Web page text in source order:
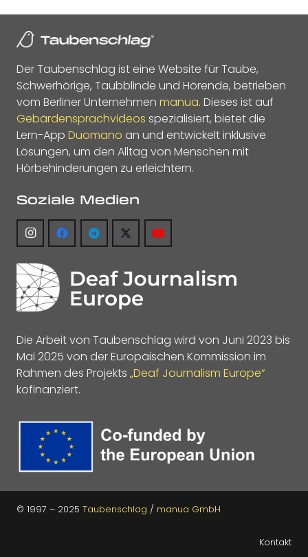
Der Taubenschlag ist eine Website für Taube,
Schwerhörige, Taubblinde und Hörende, betrieben
vom Berliner Unternehmen manua. Dieses ist auf
Gebärdensprachvideos spezialisiert, bietet die
Lern-App Duomano an und entwickelt inklusive
Lösungen, um den Alltag von Menschen mit
Hörbehinderungen zu erleichtern.
Soziale Medien
Die Arbeit von Taubenschlag wird von Juni 2023 bis
Mai 2025 von der Europäischen Kommission im
Rahmen des Projekts „Deaf Journalism Europe“
kofinanziert.
© 1997 – 2025 Taubenschlag / manua GmbH
Kontakt